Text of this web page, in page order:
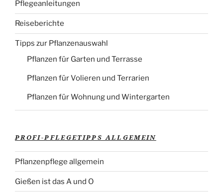
Pflegeanleitungen
Reiseberichte
Tipps zur Pflanzenauswahl
Pflanzen für Garten und Terrasse
Pflanzen für Volieren und Terrarien
Pflanzen für Wohnung und Wintergarten
PROFI-PFLEGETIPPS ALLGEMEIN
Pflanzenpflege allgemein
Gießen ist das A und O